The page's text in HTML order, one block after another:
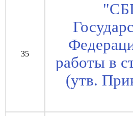
35
работы в
(утв.